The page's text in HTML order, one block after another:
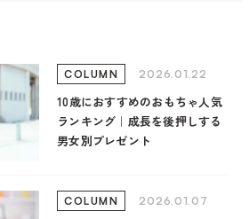
2026.01.22
COLUMN
10歳におすすめのおもちゃ人気
ランキング｜成長を後押しする
男女別プレゼント
2026.01.07
COLUMN